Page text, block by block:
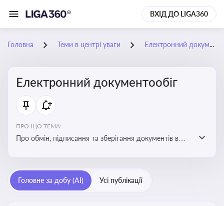
ВХІД ДО LIGA360
Головна Теми в центрі уваги Електронний документообіг
Електронний документообіг
ПРО ЩО ТЕМА:
Про обмін, підписання та зберігання документів в
Головне за добу (AI) Усі публікації